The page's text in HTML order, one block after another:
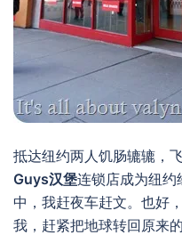
抵达纽约两人饥肠辘辘，
Guys汉堡连锁店成为纽约
中，我赶夜车赶文。也好
我，赶紧把地球转回原来